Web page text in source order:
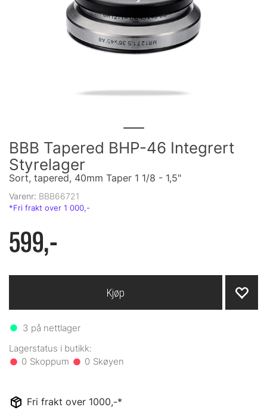
BBB Tapered BHP-46 Integrert
Styrelager
Sort, tapered, 40mm Taper 1 1/8 - 1,5"
Varenr: BBB66721
599,-
3 på nettlager
0 0
Kjøp
Fri frakt over 1000,-*